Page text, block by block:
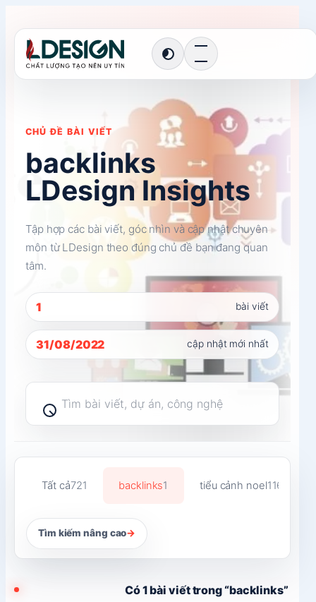
đến
phần
dung
Chuyển
sang
giao
tối
CHỦ ĐỀ BÀI VIẾT
backlinks
LDesign Insights
Tập hợp các bài viết, góc nhìn và cập nhật chuyên
môn từ LDesign theo đúng chủ đề bạn đang quan
tâm.
1 bài viết
31/08/2022 cập nhật mới nhất
Tìm
kiếm
Tất cả721 backlinks1 tiểu cảnh noel116
Tìm kiếm nâng cao→
Có 1 bài viết trong “backlinks”